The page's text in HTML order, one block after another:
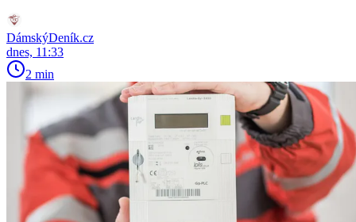
DámskýDeník.cz
dnes, 11:33
2 min